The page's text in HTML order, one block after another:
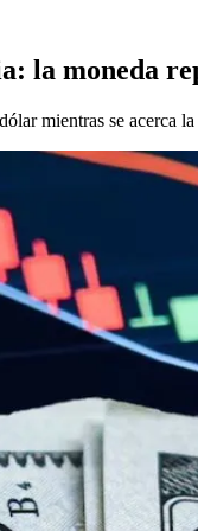
la moneda
mientras se acerca